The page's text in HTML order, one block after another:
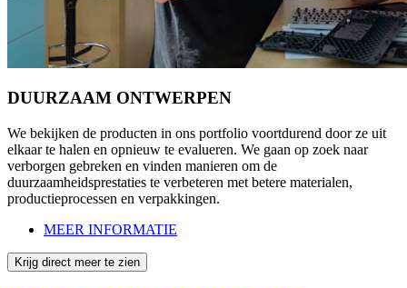
DUURZAAM ONTWERPEN
We bekijken de producten in ons portfolio voortdurend door ze uit
elkaar te halen en opnieuw te evalueren. We gaan op zoek naar
verborgen gebreken en vinden manieren om de
duurzaamheidsprestaties te verbeteren met betere materialen,
productieprocessen en verpakkingen.
MEER INFORMATIE
Krijg direct meer te zien